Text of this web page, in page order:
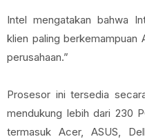
Intel mengatakan bahwa
klien paling berkemampuan
perusahaan.”
Prosesor ini tersedia
mendukung lebih dari 230
termasuk Acer, ASUS,